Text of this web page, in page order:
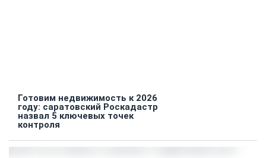
Готовим недвижимость к 2026
году: саратовский Роскадастр
назвал 5 ключевых точек
контроля